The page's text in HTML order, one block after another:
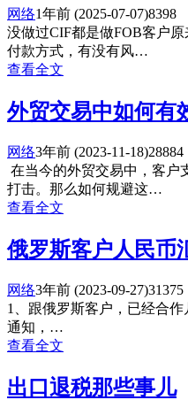
网络1年前 (2025-07-07)8398
没做过CIF都是做FOB客户
付款方式，有没有风…
查看全文
外贸交易中如何有
网络3年前 (2023-11-18)28884
在当今的外贸交易中，客户
打击。那么如何规避这…
查看全文
俄罗斯客户人民币
网络3年前 (2023-09-27)31375
1、跟俄罗斯客户，已经合
通知，…
查看全文
出口退税那些事儿